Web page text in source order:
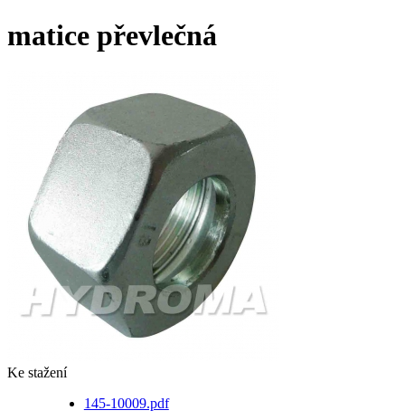
matice převlečná
Ke stažení
145-10009.pdf